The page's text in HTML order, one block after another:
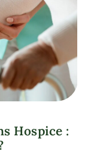
Hospice :